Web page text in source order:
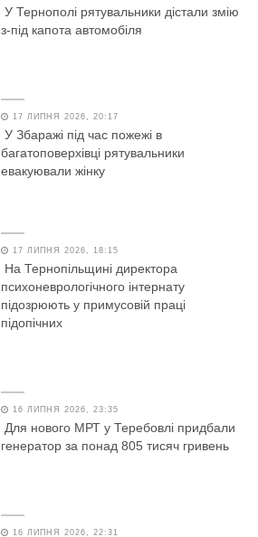
У Тернополі рятувальники дістали змію
з-під капота автомобіля
17 ЛИПНЯ 2026, 20:17
У Збаражі під час пожежі в
багатоповерхівці рятувальники
евакуювали жінку
17 ЛИПНЯ 2026, 18:15
На Тернопільщині директора
психоневрологічного інтернату
підозрюють у примусовій праці
підопічних
16 ЛИПНЯ 2026, 23:35
Для нового МРТ у Теребовлі придбали
генератор за понад 805 тисяч гривень
16 ЛИПНЯ 2026, 22:31